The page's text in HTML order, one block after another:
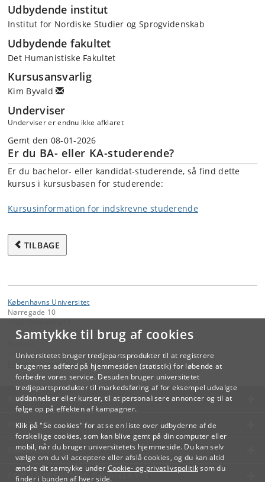
Samtykke til brug af cookies
Universitetet bruger tredjepartsprodukter til at registrere
brugernes adfærd på hjemmesiden (statistik) for løbende at
forbedre vores service. Desuden bruger universitetet
tredjepartsprodukter til markedsføring af for eksempel udvalgte
uddannelser eller kurser, til at personalisere annoncer og til at
følge op på effekten af kampagner.
Klik på "Se cookies" for at se en liste over udbyderne af de
forskellige cookies, som kan blive gemt på din computer eller
mobil, når du bruger universitetets hjemmeside. Du kan selv
vælge om du vil acceptere eller afslå cookies, og du kan altid
ændre dit samtykke under Cookie- og privatlivspolitiksom du
finder i bunden af hver side.
Udbydende institut
Institut for Nordiske Studier og Sprogvidenskab
Udbydende fakultet
Det Humanistiske Fakultet
Kursusansvarlig
Kim Byvald
Underviser
Underviser er endnu ikke afklaret
Gemt den 08-01-2026
Er du BA- eller KA-studerende?
Er du bachelor- eller kandidat-studerende, så find dette
kursus i kursusbasen for studerende:
Kursusinformation for indskrevne studerende
TILBAGE
Københavns Universitet
Nørregade 10
Videreuddannelse og Livslang Læring
lifelonglearning@adm.ku.dk
KØBENHAVNS UNIVERSITET
KONTAKT
SERVICES
FOR STUDERENDE OG ANSATTE